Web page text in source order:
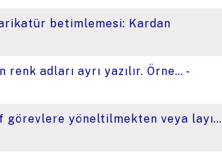
betimlemesi: Kardan
adları ayrı yazılır. Örne… -
görevlere yöneltilmekten veya layı…